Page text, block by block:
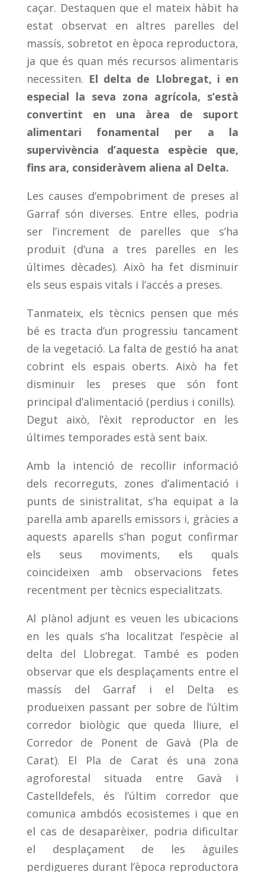
caçar. Destaquen que el mateix hàbit ha
estat observat en altres parelles del
massís, sobretot en època reproductora,
ja que és quan més recursos alimentaris
necessiten. El delta de Llobregat, i en
especial la seva zona agrícola, s’està
convertint en una àrea de suport
alimentari fonamental per a la
supervivència d’aquesta espècie que,
fins ara, consideràvem aliena al Delta.
Les causes d’empobriment de preses al
Garraf són diverses. Entre elles, podria
ser l’increment de parelles que s’ha
produït (d’una a tres parelles en les
últimes dècades). Això ha fet disminuir
els seus espais vitals i l’accés a preses.
Tanmateix, els tècnics pensen que més
bé es tracta d’un progressiu tancament
de la vegetació. La falta de gestió ha anat
cobrint els espais oberts. Això ha fet
disminuir les preses que són font
principal d’alimentació (perdius i conills).
Degut això, l’èxit reproductor en les
últimes temporades està sent baix.
Amb la intenció de recollir informació
dels recorreguts, zones d’alimentació i
punts de sinistralitat, s’ha equipat a la
parella amb aparells emissors i, gràcies a
aquests aparells s’han pogut confirmar
els seus moviments, els quals
coincideixen amb observacions fetes
recentment per tècnics especialitzats.
Al plànol adjunt es veuen les ubicacions
en les quals s’ha localitzat l’espècie al
delta del Llobregat. També es poden
observar que els desplaçaments entre el
massís del Garraf i el Delta es
produeixen passant per sobre de l’últim
corredor biològic que queda lliure, el
Corredor de Ponent de Gavà (Pla de
Carat). El Pla de Carat és una zona
agroforestal situada entre Gavà i
Castelldefels, és l’últim corredor que
comunica ambdós ecosistemes i que en
el cas de desaparèixer, podria dificultar
el desplaçament de les àguiles
perdigueres durant l’època reproductora